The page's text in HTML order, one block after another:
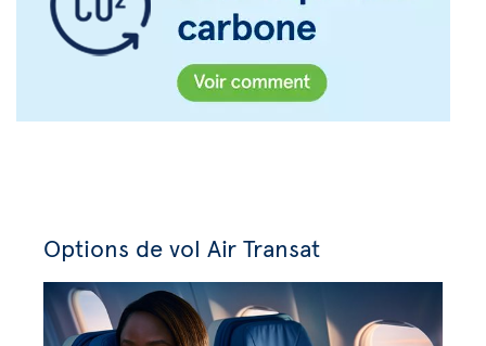
Options de vol Air Transat